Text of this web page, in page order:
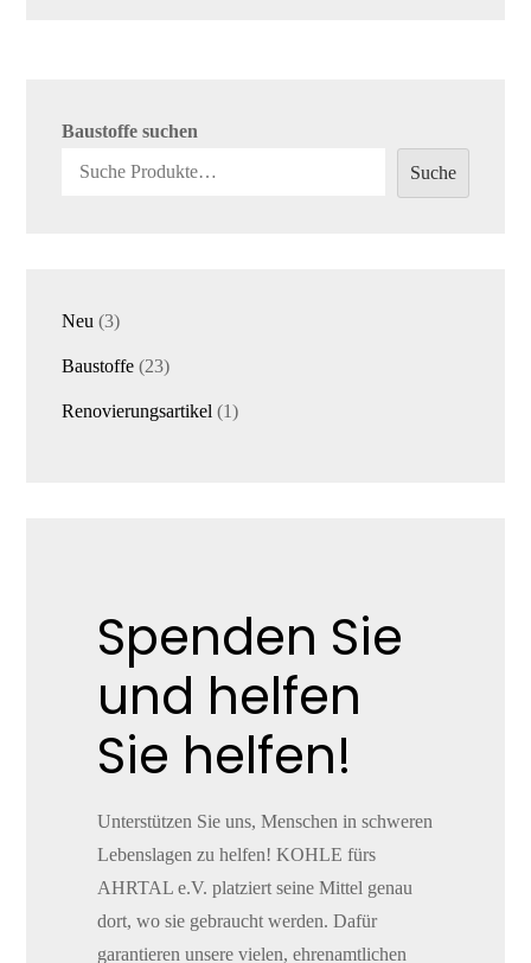
Baustoffe suchen
Suche
Neu 33
Baustoffe 2323
Renovierungsartikel 11
Spenden Sie
und helfen
Sie helfen!
Unterstützen Sie uns, Menschen in schweren
Lebenslagen zu helfen! KOHLE fürs
AHRTAL e.V. platziert seine Mittel genau
dort, wo sie gebraucht werden. Dafür
garantieren unsere vielen, ehrenamtlichen